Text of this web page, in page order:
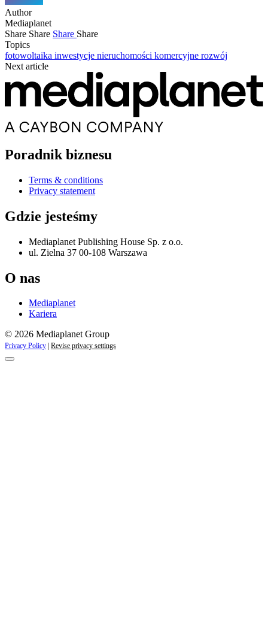
Author
Mediaplanet
Share Share Share Share
Topics
fotowoltaika inwestycje nieruchomości komercyjne rozwój
Next article
Poradnik biznesu
Terms & conditions
Privacy statement
Gdzie jesteśmy
Mediaplanet Publishing House Sp. z o.o.
ul. Zielna 37 00-108 Warszawa
O nas
Mediaplanet
Kariera
© 2026 Mediaplanet Group
Privacy Policy Revise privacy settings